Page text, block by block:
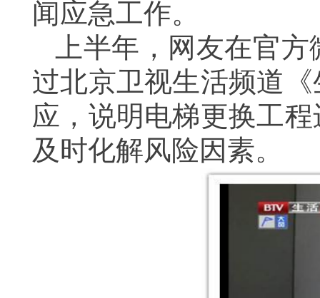
闻应急工作。
上半年，网友在官
过北京卫视生活频道
应，说明电梯更换工
及时化解风险因素。